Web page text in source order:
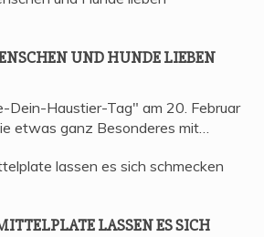
UND HUN­DE LIEBEN
Dein-Haustier-Tag" am 20. Februar
etwas ganz Besonderes mit…
LAS­SEN ES SICH